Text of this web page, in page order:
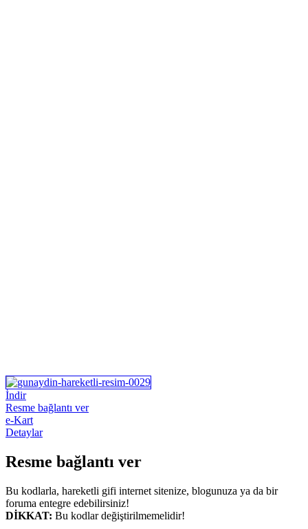
İndir
Resme bağlantı ver
e-Kart
Detaylar
Resme bağlantı ver
Bu kodlarla, hareketli gifi internet sitenize, blogunuza ya da bir
foruma entegre edebilirsiniz!
DİKKAT: Bu kodlar değiştirilmemelidir!